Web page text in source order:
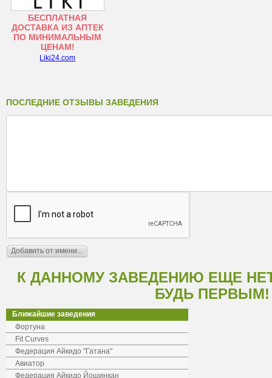
БЕСПЛАТНАЯ
ДОСТАВКА ИЗ АПТЕК
ПО МИНИМАЛЬНЫМ
ЦЕНАМ!
Liki24.com
ПОСЛЕДНИЕ ОТЗЫВЫ ЗАВЕДЕНИЯ
К ДАННОМУ ЗАВЕДЕНИЮ ЕЩЕ
БУДЬ ПЕРВЫМ!
Ближайшие заведения
Фортуна
Fit Curves
Федерация Айкидо "Гатана"
Авиатор
Федерация Айкидо Йошинкан